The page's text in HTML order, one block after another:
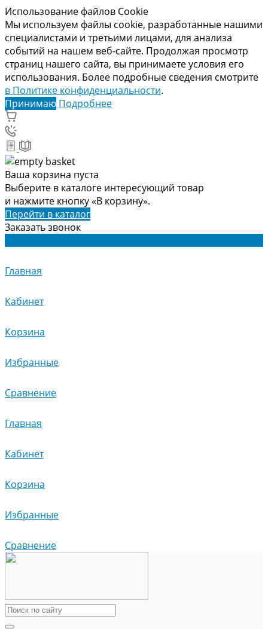
Использование файлов Cookie
Мы используем файлы cookie, разработанные нашими
специалистами и третьими лицами, для анализа
событий на нашем веб-сайте. Продолжая просмотр
страниц нашего сайта, вы принимаете условия его
использования. Более подробные сведения смотрите
в Политике конфиденциальности.
Принимаю Подробнее
Ваша корзина пуста
Выберите в каталоге интересующий товар
и нажмите кнопку «В корзину».
Перейти в каталог
Заказать звонок
Главная
Кабинет
Корзина
Избранные
Сравнение
Главная
Кабинет
Корзина
Избранные
Сравнение